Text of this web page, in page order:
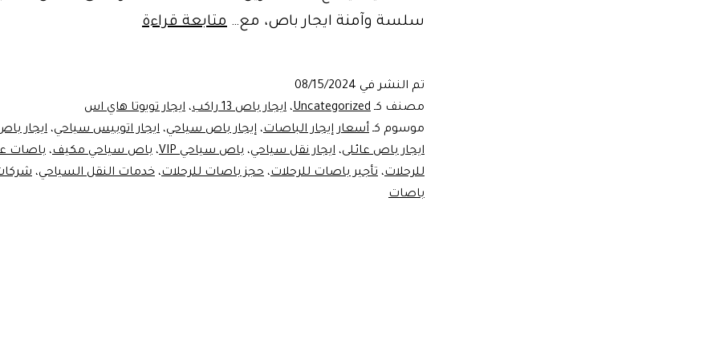
سلسة وآمنة ايجار باص، مع… متابعة قراءة
تم النشر في 08/15/2024
مصنف كـ Uncategorized، ايجار باص 13 راكب ، ايجار تويوتا هاي اس
موسوم كـ أسعار إيجار الباصات، إيجار باص سياحي، ايجار اتوبيس سياحي، ايجار
ايجار باص عائلى، ايجار نقل سياحي، باص سياحي VIP ، باص سياحي مكيف، باصات
للرحلات، تأجير باصات للرحلات، حجز باصات للرحلات، خدمات النقل السياحي،
باصات